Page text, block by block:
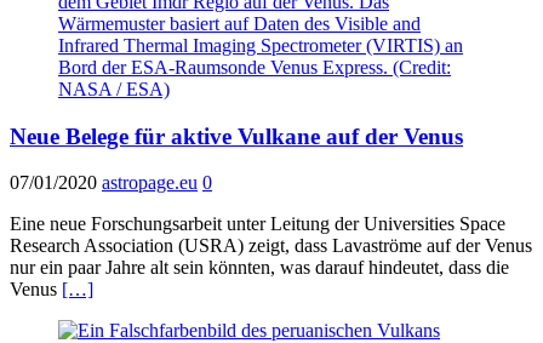
Neue Belege für aktive Vulkane auf der Venus
07/01/2020 astropage.eu 0
Eine neue Forschungsarbeit unter Leitung der Universities Space
Research Association (USRA) zeigt, dass Lavaströme auf der Venus
nur ein paar Jahre alt sein könnten, was darauf hindeutet, dass die
Venus […]